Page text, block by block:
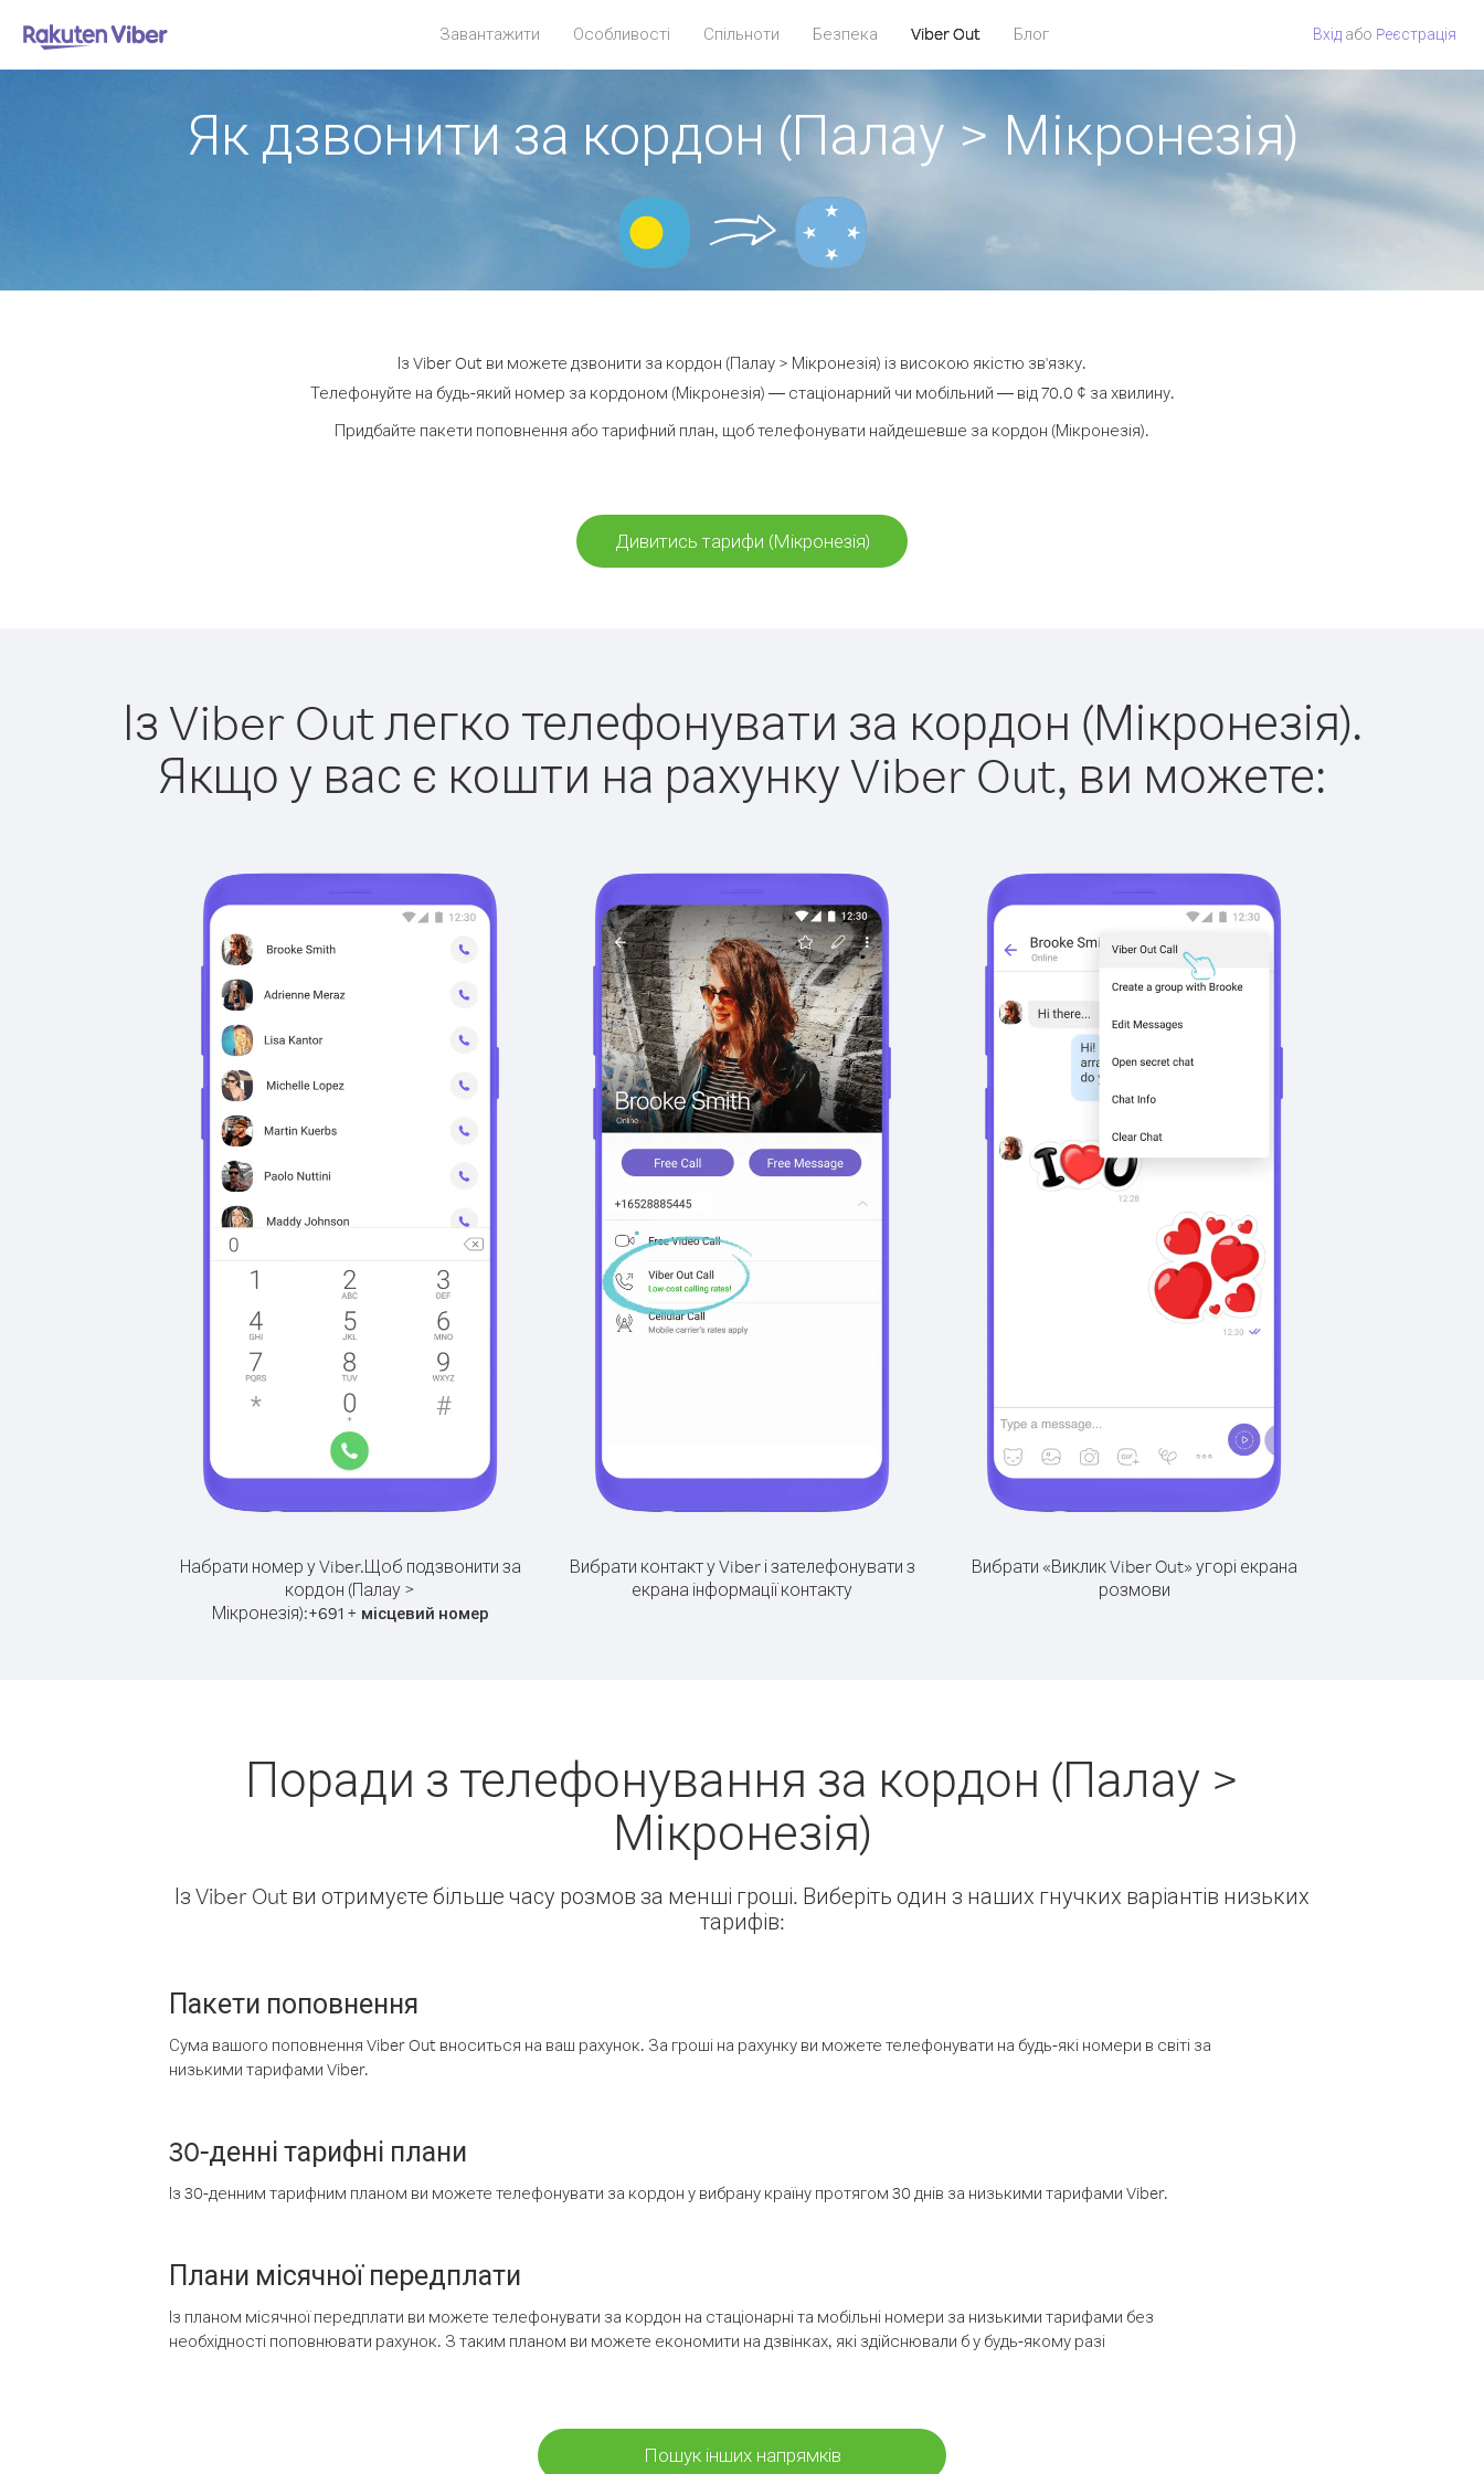
Завантажити Особливості Спільноти Безпека Viber Out Блог Вхід або Pеєстрація
Як дзвонити за кордон (Палау > Мікронезія)
Із Viber Out ви можете дзвонити за кордон (Палау > Мікронезія) із високою якістю зв'язку.
Телефонуйте на будь-який номер за кордоном (Мікронезія) — стаціонарний чи мобільний — від 70.0 ¢ за хвилину.
Придбайте пакети поповнення або тарифний план, щоб телефонувати найдешевше за кордон (Мікронезія).
Дивитись тарифи (Мікронезія)
Із Viber Out легко телефонувати за кордон (Мікронезія).
Якщо у вас є кошти на рахунку Viber Out, ви можете:
Набрати номер у Viber.Щоб подзвонити за
кордон (Палау >
Мікронезія):+691+ місцевий номер
Вибрати контакт у Viber і зателефонувати з
екрана інформації контакту
Вибрати «Виклик Viber Out» угорі екрана
розмови
Поради з телефонування за кордон (Палау >
Мікронезія)
Із Viber Out ви отримуєте більше часу розмов за менші гроші. Виберіть один з наших гнучких варіантів низьких
тарифів:
Пакети поповнення
Сума вашого поповнення Viber Out вноситься на ваш рахунок. За гроші на рахунку ви можете телефонувати на будь-які номери в світі за
низькими тарифами Viber.
30-денні тарифні плани
Із 30-денним тарифним планом ви можете телефонувати за кордон у вибрану країну протягом 30 днів за низькими тарифами Viber.
Плани місячної передплати
Із планом місячної передплати ви можете телефонувати за кордон на стаціонарні та мобільні номери за низькими тарифами без
необхідності поповнювати рахунок. З таким планом ви можете економити на дзвінках, які здійснювали б у будь-якому разі
Пошук інших напрямків